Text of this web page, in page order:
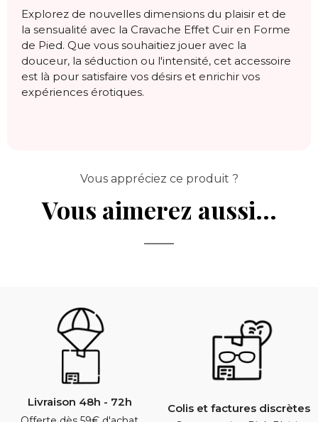
Explorez de nouvelles dimensions du plaisir et de
la sensualité avec la Cravache Effet Cuir en Forme
de Pied. Que vous souhaitiez jouer avec la
douceur, la séduction ou l'intensité, cet accessoire
est là pour satisfaire vos désirs et enrichir vos
expériences érotiques.
Vous appréciez ce produit ?
Vous aimerez aussi...
Livraison 48h - 72h Colis et factures discrètes